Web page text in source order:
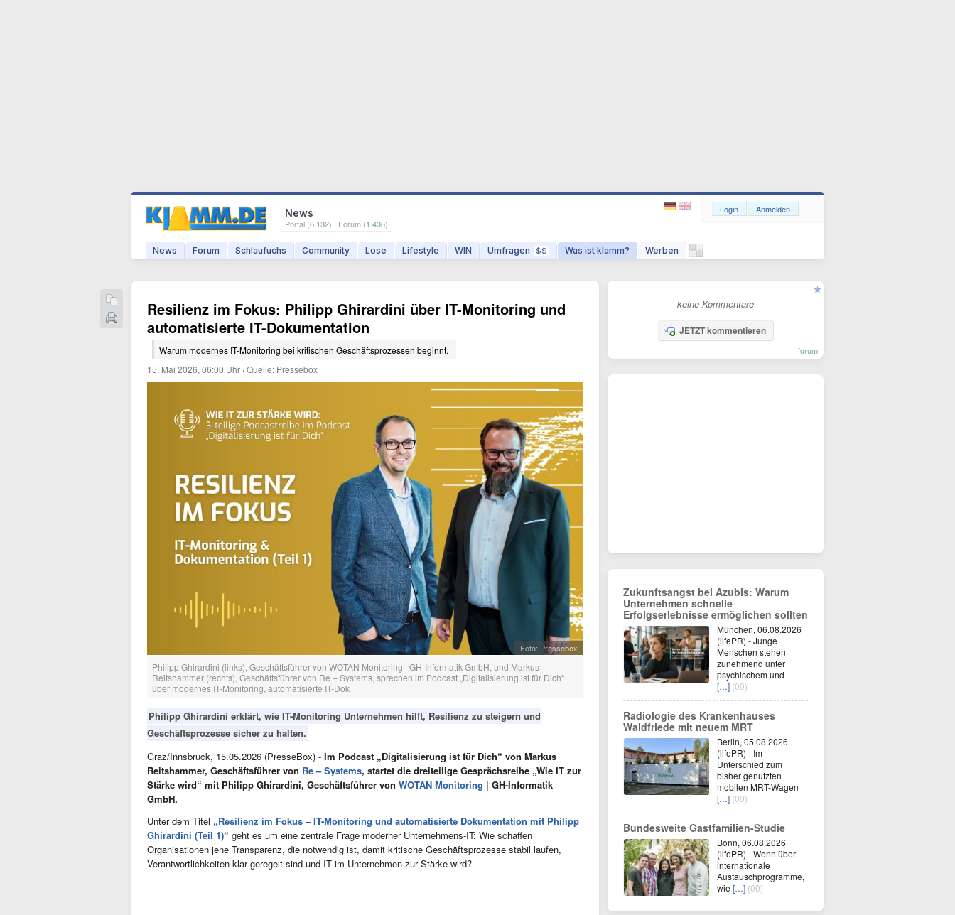
News
Portal (6.132) · Forum (1.436)
News Forum Schlaufuchs Community Lose Lifestyle WIN Umfragen $$ Was ist klamm? Werben
Login Anmelden
Resilienz im Fokus: Philipp Ghirardini über IT-Monitoring und
automatisierte IT-Dokumentation
Warum modernes IT-Monitoring bei kritischen Geschäftsprozessen beginnt.
15. Mai 2026, 06:00 Uhr ·Quelle: Pressebox
Foto: Pressebox
Philipp Ghirardini (links), Geschäftsführer von WOTAN Monitoring | GH-Informatik GmbH, und Markus
Reitshammer (rechts), Geschäftsführer von Re – Systems, sprechen im Podcast „Digitalisierung ist für Dich“
über modernes IT-Monitoring, automatisierte IT-Dok
Philipp Ghirardini erklärt, wie IT-Monitoring Unternehmen hilft, Resilienz zu steigern und
Geschäftsprozesse sicher zu halten.
Graz/Innsbruck, 15.05.2026 (PresseBox) - Im Podcast „Digitalisierung ist für Dich“ von Markus
Reitshammer, Geschäftsführer von Re – Systems, startet die dreiteilige Gesprächsreihe „Wie IT zur
Stärke wird“ mit Philipp Ghirardini, Geschäftsführer von WOTAN Monitoring | GH-Informatik
GmbH.
Unter dem Titel „Resilienz im Fokus – IT-Monitoring und automatisierte Dokumentation mit Philipp
Ghirardini (Teil 1)“ geht es um eine zentrale Frage moderner Unternehmens-IT: Wie schaffen
Organisationen jene Transparenz, die notwendig ist, damit kritische Geschäftsprozesse stabil laufen,
Verantwortlichkeiten klar geregelt sind und IT im Unternehmen zur Stärke wird?
- keine Kommentare -
JETZT kommentieren
forum
Zukunftsangst bei Azubis: Warum
Unternehmen schnelle
Erfolgserlebnisse ermöglichen sollten
München, 06.08.2026
(lifePR) - Junge
Menschen stehen
zunehmend unter
psychischem und
[…] (00)
Radiologie des Krankenhauses
Waldfriede mit neuem MRT
Berlin, 05.08.2026
(lifePR) - Im
Unterschied zum
bisher genutzten
mobilen MRT-Wagen
[…] (00)
Bundesweite Gastfamilien-Studie
Bonn, 06.08.2026
(lifePR) - Wenn über
internationale
Austauschprogramme,
wie […] (00)